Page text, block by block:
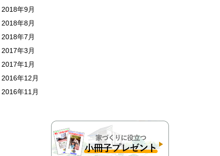
2018年9月
2018年8月
2018年7月
2017年3月
2017年1月
2016年12月
2016年11月